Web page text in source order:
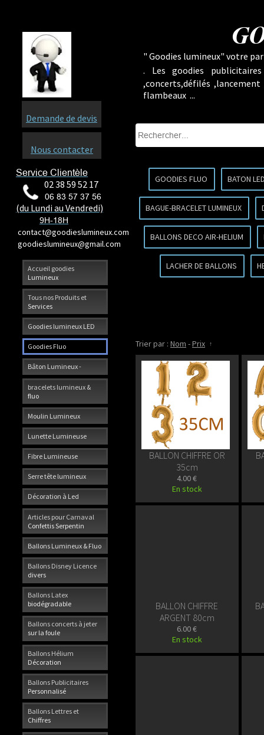
Accueil goodies
Lumineux
Tous nos Produits et
Services
Goodies lumineux LED
Goodies Fluo
Bâton Lumineux -
bracelets lumineux &
fluo
Moulin Lumineux
Lunette Lumineuse
Fibre Lumineuse
Serre tête lumineux
Décoration à Led
Articles pour Carnaval
Confettis Serpentin
Ballons Lumineux & Fluo
Ballons Disney Licence
divers
Ballons Latex
biodégradable
Ballons concerts à jeter
sur la foule
Ballons Hélium
Décoration
Ballons Publicitaires
Personnalisé
Ballons Lettres et
Chiffres
Service Clientèle
02 38 59 52 17
06 83 57 37 56
(du Lundi au Vendredi)
9H-18H
contact@goodieslumineux.com
goodieslumineux@gmail.com
Demande de devis
Nous contacter
" Goodies lumineux" votre
. Les goodies
,concerts,défilés
flambeaux ...
GOODIES FLUO BATON
BAGUE-BRACELET LUMINEUX
BALLONS DECO AIR-HELIUM
LACHER DE BALLONS
Trier par : Nom -Prix
BALLON CHIFFRE OR
35cm
4.00 €
En stock
BALLON CHIFFRE
ARGENT 80cm
6.00 €
En stock